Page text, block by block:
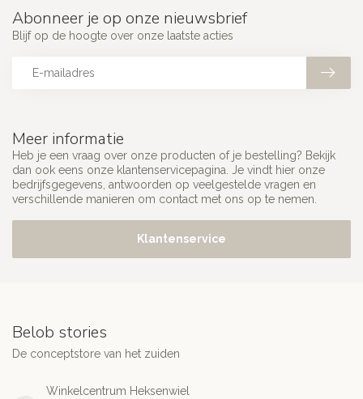
Meer informatie
Heb je een vraag over onze producten of je bestelling? Bekijk
dan ook eens onze klantenservicepagina. Je vindt hier onze
bedrijfsgegevens, antwoorden op veelgestelde vragen en
verschillende manieren om contact met ons op te nemen.
Klantenservice
Abonneer je op onze nieuwsbrief
Blijf op de hoogte over onze laatste acties
Belob stories
De conceptstore van het zuiden
Winkelcentrum Heksenwiel